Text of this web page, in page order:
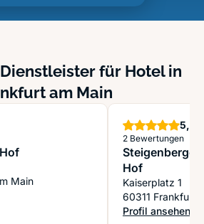
für Hotel in
am Main
Main
5,0
2 Bewertungen
Hof
Kaiserplatz 1
60311 Frankfurt
Profil ansehen
: Steigenberger